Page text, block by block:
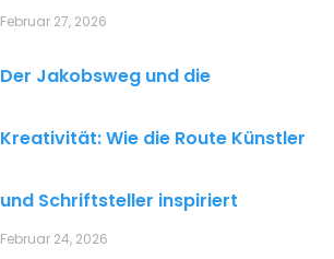
Februar 27, 2026
Der Jakobsweg und die
Kreativität: Wie die Route Künstler
und Schriftsteller inspiriert
Februar 24, 2026